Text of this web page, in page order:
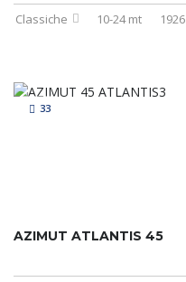
Classiche 10-24 mt 1926
33
AZIMUT ATLANTIS 45